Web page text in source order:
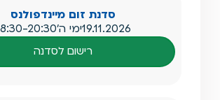
סדנת זום מיינדפולנס
19.11.2026ימי ה'20:30
רישום לסדנה